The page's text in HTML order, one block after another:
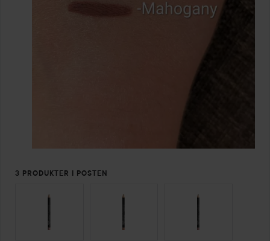
3 PRODUKTER I POSTEN
SPRING OVER SEKTIONEN